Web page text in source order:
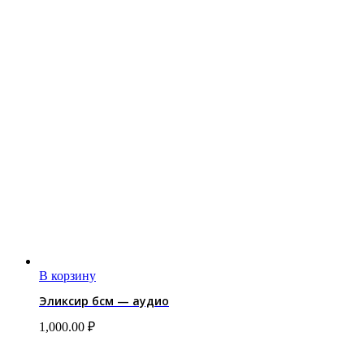
В корзину
Эликсир бсм — аудио
1,000.00 ₽